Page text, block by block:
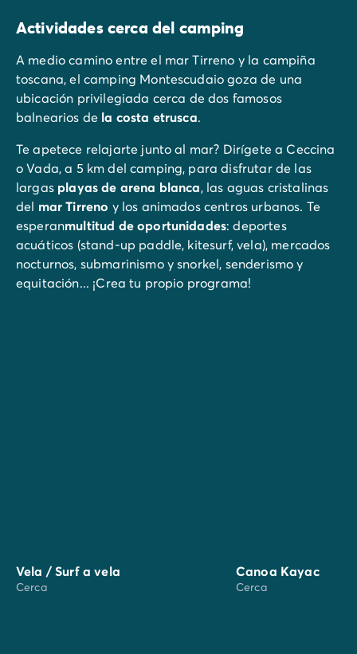
Actividades cerca del camping
A medio camino entre el mar Tirreno y la campiña
toscana, el camping Montescudaio goza de una
ubicación privilegiada cerca de dos famosos
balnearios de la costa etrusca.
Te apetece relajarte junto al mar? Dirígete a Ceccina
o Vada, a 5 km del camping, para disfrutar de las
largas playas de arena blanca, las aguas cristalinas
del mar Tirreno y los animados centros urbanos. Te
esperanmultitud de oportunidades: deportes
acuáticos (stand-up paddle, kitesurf, vela), mercados
nocturnos, submarinismo y snorkel, senderismo y
equitación... ¡Crea tu propio programa!
Vela / Surf a vela
Cerca
Canoa Kayac
Cerca